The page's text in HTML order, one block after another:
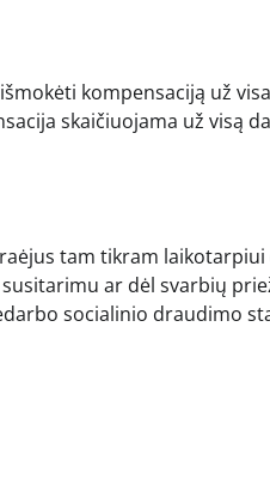
kompensaciją už
skaičiuojama už visą
tam tikram
ar dėl svarbių
socialinio draudimo